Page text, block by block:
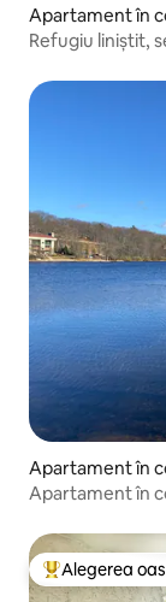
Apartament în
mony
Refugiu liniștit,
Apartament în
rmony
Apartament în
Locuință din
Alegerea